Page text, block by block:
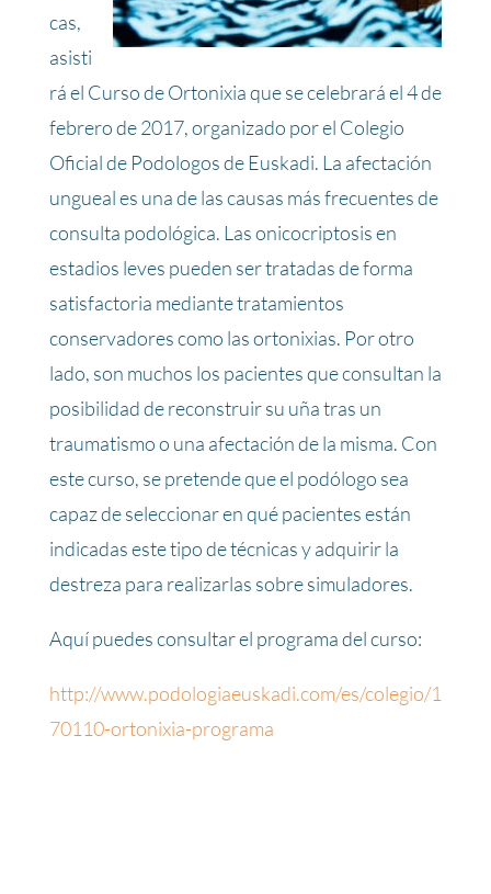
cas,
asisti
rá el Curso de Ortonixia que se celebrará el 4 de
febrero de 2017, organizado por el Colegio
Oficial de Podologos de Euskadi. La afectación
ungueal es una de las causas más frecuentes de
consulta podológica. Las onicocriptosis en
estadios leves pueden ser tratadas de forma
satisfactoria mediante tratamientos
conservadores como las ortonixias. Por otro
lado, son muchos los pacientes que consultan la
posibilidad de reconstruir su uña tras un
traumatismo o una afectación de la misma. Con
este curso, se pretende que el podólogo sea
capaz de seleccionar en qué pacientes están
indicadas este tipo de técnicas y adquirir la
destreza para realizarlas sobre simuladores.
Aquí puedes consultar el programa del curso:
http://www.podologiaeuskadi.com/es/colegio/1
70110-ortonixia-programa